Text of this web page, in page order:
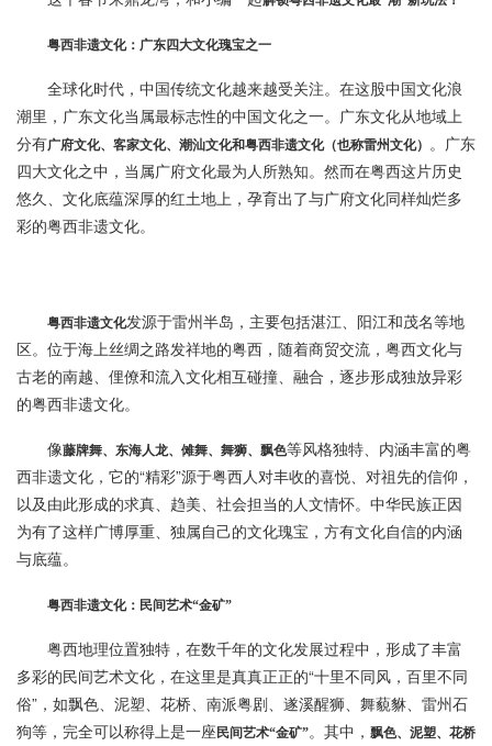
粤西非遗文化：广东四大文化瑰宝之一
全球化时代，中国传统文化越来越受关注。在这股中国文化浪
潮里，广东文化当属最标志性的中国文化之一。广东文化从地域上
分有广府文化、客家文化、潮汕文化和粤西非遗文化（也称雷州文化） 。广东
四大文化之中，当属广府文化最为人所熟知。然而在粤西这片历史
悠久、文化底蕴深厚的红土地上，孕育出了与广府文化同样灿烂多
彩的粤西非遗文化。
粤西非遗文化发源于雷州半岛，主要包括湛江、阳江和茂名等地
区。位于海上丝绸之路发祥地的粤西，随着商贸交流，粤西文化与
古老的南越、俚僚和流入文化相互碰撞、融合，逐步形成独放异彩
的粤西非遗文化。
像藤牌舞、东海人龙、傩舞、舞狮、飘色等风格独特、内涵丰富的粤
西非遗文化，它的“精彩”源于粤西人对丰收的喜悦、对祖先的信仰，
以及由此形成的求真、趋美、社会担当的人文情怀。中华民族正因
为有了这样广博厚重、独属自己的文化瑰宝，方有文化自信的内涵
与底蕴。
粤西非遗文化：民间艺术“金矿”
粤西地理位置独特，在数千年的文化发展过程中，形成了丰富
多彩的民间艺术文化，在这里是真真正正的“十里不同风，百里不同
俗”，如飘色、泥塑、花桥、南派粤剧、遂溪醒狮、舞藐貅、雷州石
狗等，完全可以称得上是一座 民间艺术“金矿”。其中， 飘色、泥塑、花桥